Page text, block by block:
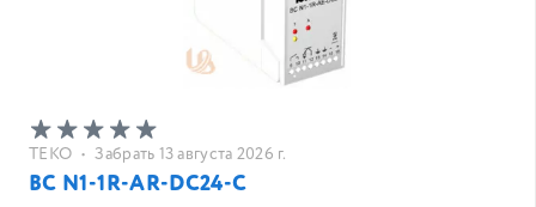
ТЕКО • Забрать 13 августа 2026 г.
BC N1-1R-AR-DC24-C